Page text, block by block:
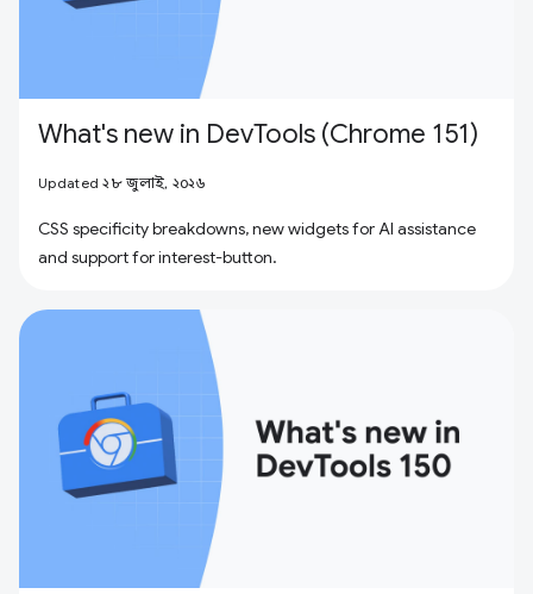
What's new in DevTools (Chrome 151)
Updated ২৮ জুলাই, ২০২৬
CSS specificity breakdowns, new widgets for AI assistance
and support for interest-button.